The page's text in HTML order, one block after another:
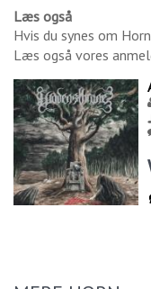
Læs også
Hvis du synes om Horn
Læs også vores